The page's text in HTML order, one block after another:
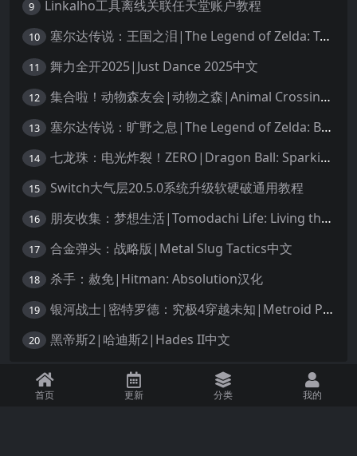
9 Linkalho工具离线关联任天堂账户教程
10 塞尔达传说：王国之泪|The Legend of Zelda: Tears of the Kingdom中文
11 舞力全开2025|Just Dance 2025中文
12 集合啦！动物森友会|动物之森|Animal Crossing: New Horizons中文
13 塞尔达传说：旷野之息|The Legend of Zelda: Breath of the Wild中文
14 七龙珠：电光炸裂！ZERO|Dragon Ball: Sparking! Zero中文
15 Switch大气层20.5.0系统升级软硬破通用教程
16 朋友收集：梦想生活|Tomodachi Life: Living the Dream中文
17 合金弹头：战略版|Metal Slug Tactics中文
18 杀手：赦免|Hitman: Absolution汉化
19 银河战士|密特罗德：究极4穿越未知|Metroid Prime 4: Beyond中文
20 黑帝斯2|哈迪斯2|Hades II中文
免责声明：本站资源均源自网络，诺涉及您的版权，知识产权或其他利益，请附
首页 更新 分类 我的